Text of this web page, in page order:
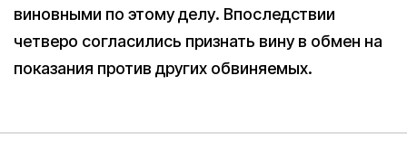
виновными по этому делу. Впоследствии
четверо согласились признать вину в обмен на
показания против других обвиняемых.